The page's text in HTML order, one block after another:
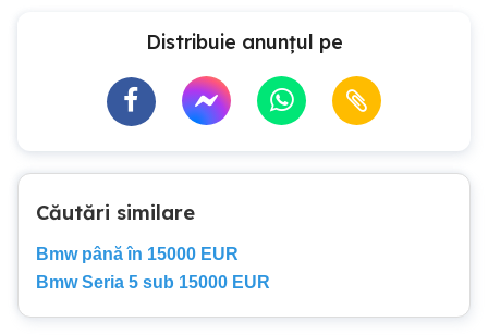
Distribuie anunțul pe
Căutări similare
Bmw până în 15000 EUR
Bmw Seria 5 sub 15000 EUR